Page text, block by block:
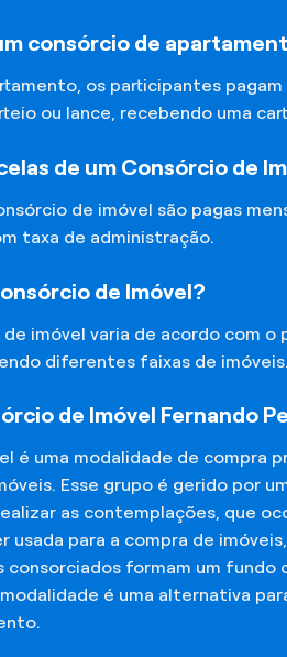
consórcio de
os participantes
ou lance, recebendo uma
de um Consórcio de
de imóvel são pagas
taxa de administração.
de Imóvel?
imóvel varia de acordo com
diferentes faixas de imóveis.
de Imóvel Fernando
é uma modalidade de compra
Esse grupo é gerido por
as contemplações, que
usada para a compra de
consorciados formam um
é uma alternativa